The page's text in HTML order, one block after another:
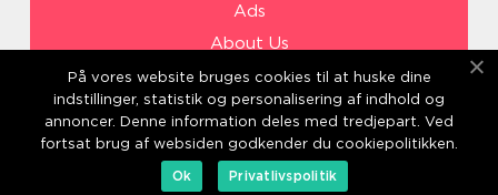
Ads
About Us
Cookies
Contact
Sitemap
På vores website bruges cookies til at huske dine
indstillinger, statistik og personalisering af indhold og
annoncer. Denne information deles med tredjepart. Ved
fortsat brug af websiden godkender du cookiepolitikken.
Ok
Privatlivspolitik